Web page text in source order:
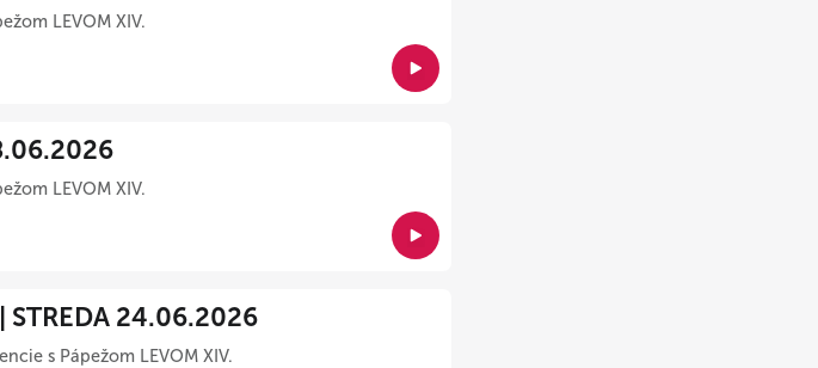
LEVOM XIV.
LEVOM XIV.
STREDA 24.06.2026
s Pápežom LEVOM XIV.